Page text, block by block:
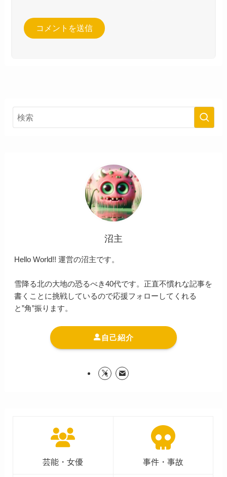
沼主
Hello World!! 運営の沼主です。
雪降る北の大地の恐るべき40代です。正直不慣れな記事を
書くことに挑戦しているので応援フォローしてくれる
と”角”振ります。
自己紹介
芸能・女優 事件・事故